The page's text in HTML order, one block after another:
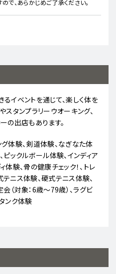
で、あらかじめご了承ください。
イベントを通じて、楽しく体を
スタンプラリーウオーキング、
の出店もあります。
体験、剣道体験、なぎなた体
ピックルボール体験、インディア
験、骨の健康チェック！、トレ
ニス体験、硬式テニス体験、
（対象：6歳～79歳）、ラグビ
ンク体験